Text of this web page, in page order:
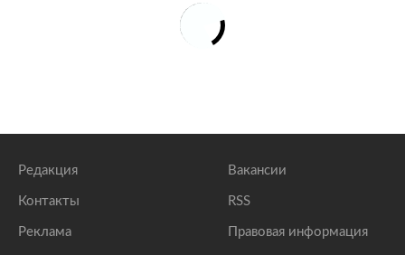
Редакция
Контакты
Реклама
Вакансии
RSS
Правовая информация